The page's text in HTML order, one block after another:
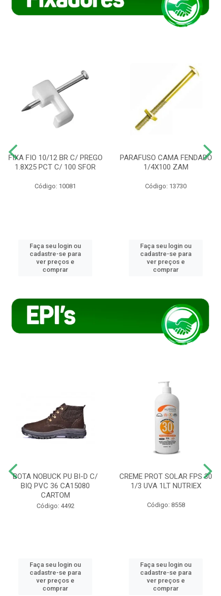
FIXA FIO 10/12 BR C/ PREGO
1.8X25 PCT C/ 100 SFOR
Código: 10081
Faça seu login ou
cadastre-se para
ver preços e
comprar
PARAFUSO CAMA FENDADO
1/4X100 ZAM
Código: 13730
Faça seu login ou
cadastre-se para
ver preços e
comprar
BOTA NOBUCK PU BI-D C/
BIQ PVC 36 CA15080
CARTOM
Código: 4492
Faça seu login ou
cadastre-se para
ver preços e
comprar
CREME PROT SOLAR FPS 30
1/3 UVA 1LT NUTRIEX
Código: 8558
Faça seu login ou
cadastre-se para
ver preços e
comprar